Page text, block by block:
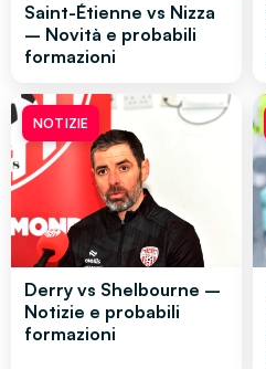
Saint-Étienne vs Nizza
– Novità e probabili
formazioni
NOTIZIE
Derry vs Shelbourne –
Notizie e probabili
formazioni